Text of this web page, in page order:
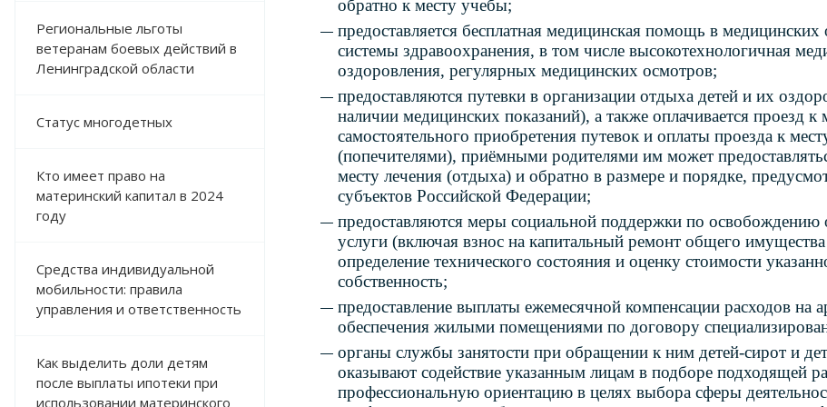
Региональные льготы
ветеранам боевых действий в
Ленинградской области
Статус многодетных
Кто имеет право на
материнский капитал в 2024
году
Средства индивидуальной
мобильности: правила
управления и ответственность
Как выделить доли детям
после выплаты ипотеки при
использовании материнского
обратно к месту учебы;
предоставляется бесплатная медицинская помощь в
системы здравоохранения, в том числе высокотехнологичная
оздоровления, регулярных медицинских осмотров;
предоставляются путевки в организации отдыха детей и их
наличии медицинских показаний), а также оплачивается проезд
самостоятельного приобретения путевок и оплаты проезда к
(попечителями), приёмными родителями им может
месту лечения (отдыха) и обратно в размере и порядке,
субъектов Российской Федерации;
предоставляются меры социальной поддержки по
услуги (включая взнос на капитальный ремонт общего
определение технического состояния и оценку стоимости
собственность;
предоставление выплаты ежемесячной компенсации расходов
обеспечения жилыми помещениями по договору
органы службы занятости при обращении к ним детей-сирот и
оказывают содействие указанным лицам в подборе подходящей
профессиональную ориентацию в целях выбора сферы